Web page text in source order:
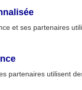
et ses partenaires
partenaires utilisent